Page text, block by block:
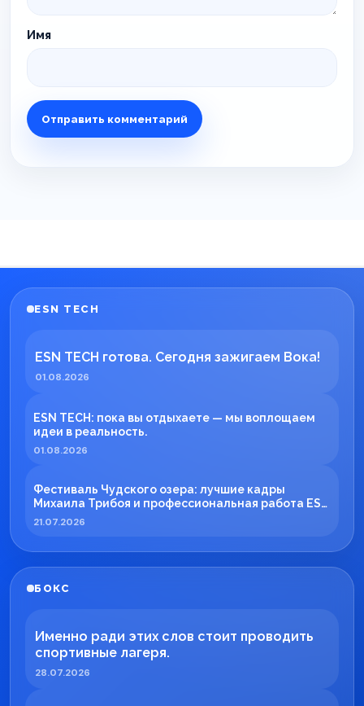
Имя
ESN TECH
ESN TECH готова. Сегодня зажигаем Вока!
01.08.2026
ESN TECH: пока вы отдыхаете — мы воплощаем
идеи в реальность.
01.08.2026
Фестиваль Чудского озера: лучшие кадры
Михаила Трибоя и профессиональная работа ESN
TECH
21.07.2026
БОКС
Именно ради этих слов стоит проводить
спортивные лагеря.
28.07.2026